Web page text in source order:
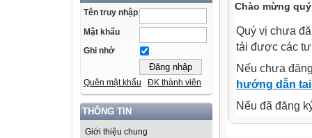
Tên truy nhập
Mật khẩu
Ghi nhớ
Quên mật khẩu ĐK thành viên
THÔNG TIN
Giới thiệu chung
Chào mừng
Quý vị chưa
tải được các
Nếu chưa
hướng dẫn
Nếu đã đăng